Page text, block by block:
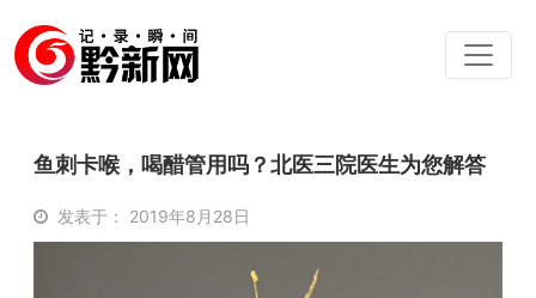
鱼刺卡喉，喝醋管用吗？北医三院医生为您解答
发表于： 2019年8月28日